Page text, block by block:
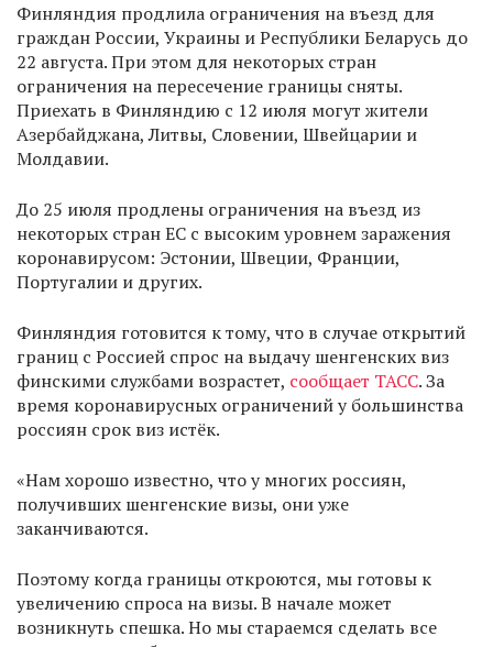
Финляндия продлила ограничения на въезд для
граждан России, Украины и Республики Беларусь до
22 августа. При этом для некоторых стран
ограничения на пересечение границы сняты.
Приехать в Финляндию с 12 июля могут жители
Азербайджана, Литвы, Словении, Швейцарии и
Молдавии.
До 25 июля продлены ограничения на въезд из
некоторых стран ЕС с высоким уровнем заражения
коронавирусом: Эстонии, Швеции, Франции,
Португалии и других.
Финляндия готовится к тому, что в случае открытий
границ с Россией спрос на выдачу шенгенских виз
финскими службами возрастет, сообщает ТАСС. За
время коронавирусных ограничений у большинства
россиян срок виз истёк.
«Нам хорошо известно, что у многих россиян,
получивших шенгенские визы, они уже
заканчиваются.
Поэтому когда границы откроются, мы готовы к
увеличению спроса на визы. В начале может
возникнуть спешка. Но мы стараемся сделать все